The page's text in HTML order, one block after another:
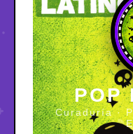
POP
Curaduría ·